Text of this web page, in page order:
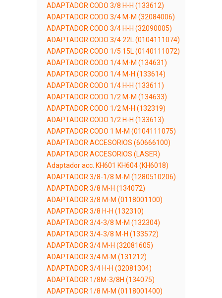
ADAPTADOR CODO 3/8 H-H (133612)
ADAPTADOR CODO 3/4 M-M (32084006)
ADAPTADOR CODO 3/4 H-H (32090005)
ADAPTADOR CODO 3/4 22L (0104111074)
ADAPTADOR CODO 1/5 15L (0140111072)
ADAPTADOR CODO 1/4 M-M (134631)
ADAPTADOR CODO 1/4 M-H (133614)
ADAPTADOR CODO 1/4 H-H (133611)
ADAPTADOR CODO 1/2 M-M (134633)
ADAPTADOR CODO 1/2 M-H (132319)
ADAPTADOR CODO 1/2 H-H (133613)
ADAPTADOR CODO 1 M-M (0104111075)
ADAPTADOR ACCESORIOS (60666100)
ADAPTADOR ACCESORIOS (LASER)
Adaptador acc. KH601 KH604 (KH6018)
ADAPTADOR 3/8-1/8 M-M (1280510206)
ADAPTADOR 3/8 M-H (134072)
ADAPTADOR 3/8 M-M (0118001100)
ADAPTADOR 3/8 H-H (132310)
ADAPTADOR 3/4-3/8 M-M (132304)
ADAPTADOR 3/4-3/8 M-H (133572)
ADAPTADOR 3/4 M-H (32081605)
ADAPTADOR 3/4 M-M (131212)
ADAPTADOR 3/4 H-H (32081304)
ADAPTADOR 1/8M-3/8H (134075)
ADAPTADOR 1/8 M-M (0118001400)